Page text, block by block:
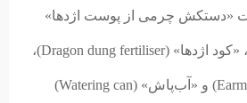
«دستکش چرمی از پوست اژدها»
(Dragon-hide gloves)، «کود اژدها» (Dragon dung fertiliser)،
«محافظ گوش» (Earmuffs) و «آب‌پاش» (Watering can)